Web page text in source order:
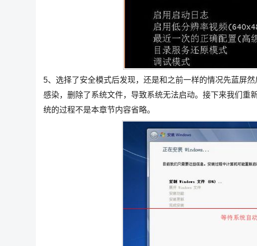
5、选择了安全模式后发现，还是和之前一样的情况先蓝屏
感染，删除了系统文件，导致系统无法启动。接下来我们重
统的过程不是本章节内容省略。